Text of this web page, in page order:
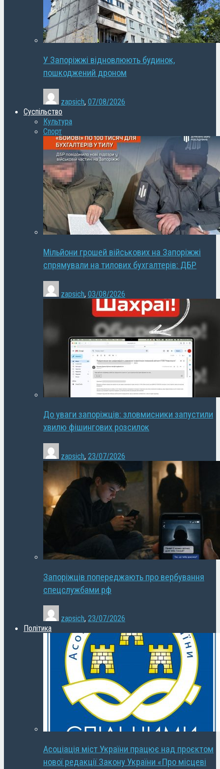
У Запоріжжі відновлюють будинок,
пошкоджений дроном
zapsich, 07/08/2026
Суспільство
Культура
Спорт
Мільйони грошей військових на Запоріжжі
спрямували на тилових бухгалтерів: ДБР
zapsich, 03/08/2026
До уваги запоріжців: зловмисники запустили
хвилю фішингових розсилок
zapsich, 23/07/2026
Запоріжців попереджають про вербування
спецслужбами рф
zapsich, 23/07/2026
Політика
Асоціація міст України працює над проєктом
нової редакції Закону України «Про місцеві